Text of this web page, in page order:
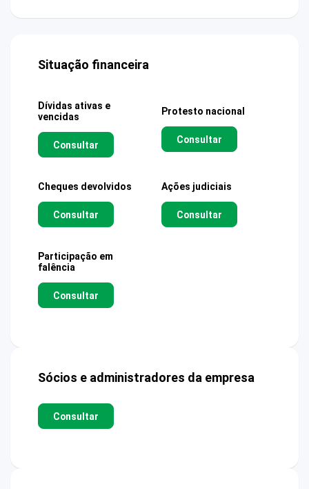
Situação financeira
Dívidas ativas e
vencidas
Consultar
Protesto nacional
Consultar
Cheques devolvidos
Consultar
Ações judiciais
Consultar
Participação em
falência
Consultar
Sócios e administradores da empresa
Consultar